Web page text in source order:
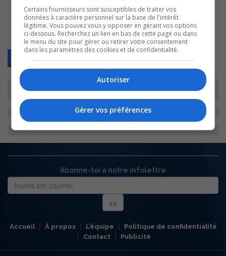
Retour
Abonne-toi à notre infolettre
Accueil À propos L’équipe
Politique de confidentialité
Contact
Publicité
Certains fournisseurs sont susceptibles de traiter vos
données à caractère personnel sur la base de l'intérêt
légitime. Vous pouvez vous y opposer en gérant vos options
ci-dessous. Recherchez un lien en bas de cette page ou dans
le menu du site pour gérer ou retirer votre consentement
dans les paramètres des cookies et de confidentialité.
Autoriser
Gérer vos préférences